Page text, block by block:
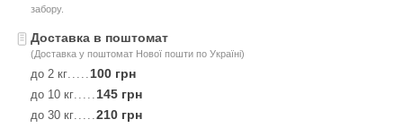
забору.
Доставка в поштомат
(Доставка у поштомат Нової пошти по Україні)
до 2 кг 100 грн
до 10 кг 145 грн
до 30 кг 210 грн